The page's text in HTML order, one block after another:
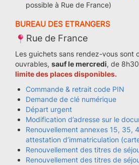
possible à Rue de France)
BUREAU DES ETRANGERS
Rue de France
Les guichets sans rendez-vous sont
ouvrables, sauf le mercredi, de
limite des places disponibles.
Commande & retrait code PIN
Demande de clé numérique
Départ urgent
Modification d’adresse sur le
Renouvellement annexes 15, 35,
attestation d’immatriculation
Renouvellement des titres de
Renouvellement des titres de